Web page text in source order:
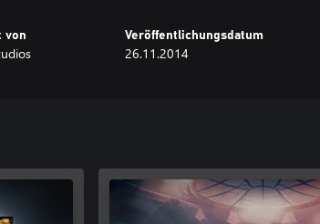
von Veröffentlichungsdatum
26.11.2014